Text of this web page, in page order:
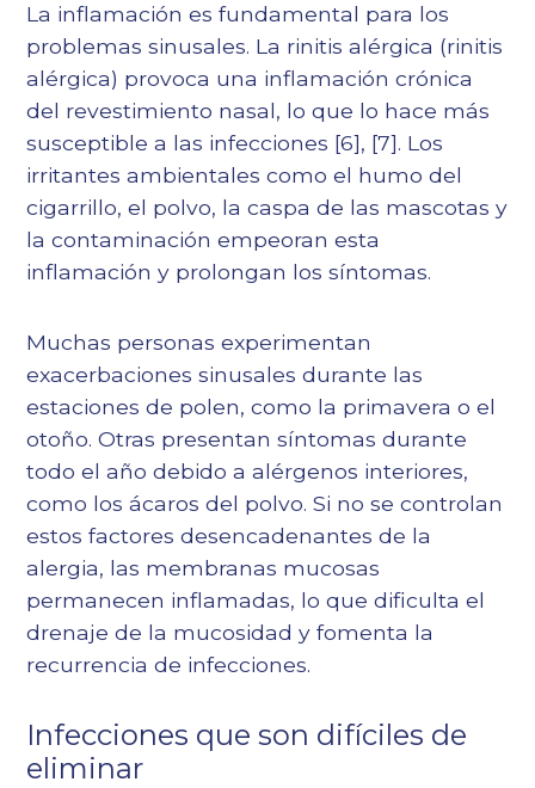
La inflamación es fundamental para los
problemas sinusales. La rinitis alérgica (rinitis
alérgica) provoca una inflamación crónica
del revestimiento nasal, lo que lo hace más
susceptible a las infecciones [6], [7]. Los
irritantes ambientales como el humo del
cigarrillo, el polvo, la caspa de las mascotas y
la contaminación empeoran esta
inflamación y prolongan los síntomas.
Muchas personas experimentan
exacerbaciones sinusales durante las
estaciones de polen, como la primavera o el
otoño. Otras presentan síntomas durante
todo el año debido a alérgenos interiores,
como los ácaros del polvo. Si no se controlan
estos factores desencadenantes de la
alergia, las membranas mucosas
permanecen inflamadas, lo que dificulta el
drenaje de la mucosidad y fomenta la
recurrencia de infecciones.
Infecciones que son difíciles de
eliminar